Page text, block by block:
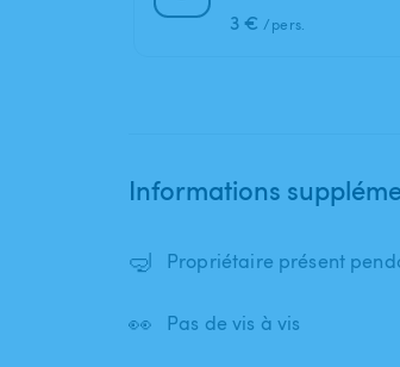
3 € /pers.
Informations
🤿 Propriétaire présent
👀 Pas de vis à vis